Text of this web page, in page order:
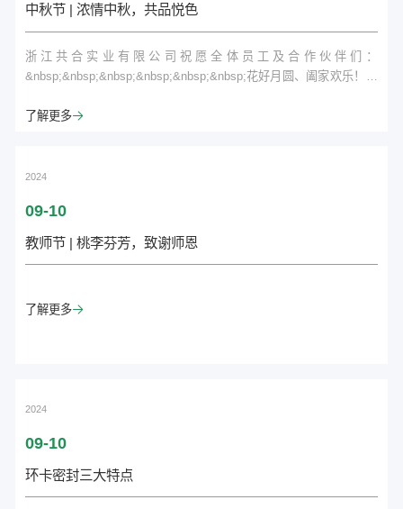
中秋节 | 浓情中秋，共品悦色
浙江共合实业有限公司祝愿全体员工及合作伙伴们：
&nbsp;&nbsp;&nbsp;&nbsp;&nbsp;&nbsp;花好月圆、阖家欢乐！中
默默的继承祖辈的魂灵，感受华夏的脉搏。沐浴故国山河的那一轮明
记忆和情感的瞳孔无限放...
了解更多
2024
09-10
教师节 | 桃李芬芳，致谢师恩
了解更多
2024
09-10
环卡密封三大特点